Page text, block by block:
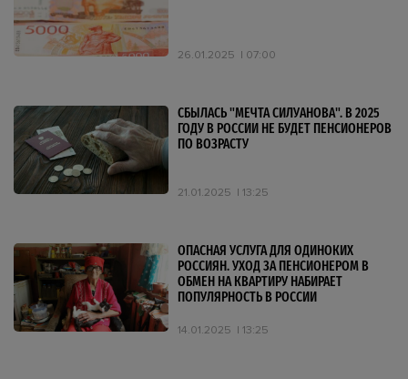
26.01.2025 07:00
СБЫЛАСЬ "МЕЧТА СИЛУАНОВА". В 2025
ГОДУ В РОССИИ НЕ БУДЕТ ПЕНСИОНЕРОВ
ПО ВОЗРАСТУ
21.01.2025 13:25
ОПАСНАЯ УСЛУГА ДЛЯ ОДИНОКИХ
РОССИЯН. УХОД ЗА ПЕНСИОНЕРОМ В
ОБМЕН НА КВАРТИРУ НАБИРАЕТ
ПОПУЛЯРНОСТЬ В РОССИИ
14.01.2025 13:25